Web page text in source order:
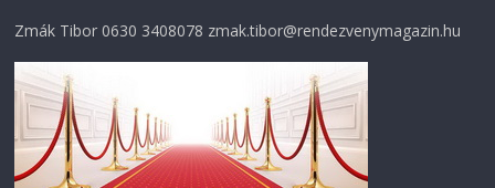
Zmák Tibor 0630 3408078 zmak.tibor@rendezvenymagazin.hu